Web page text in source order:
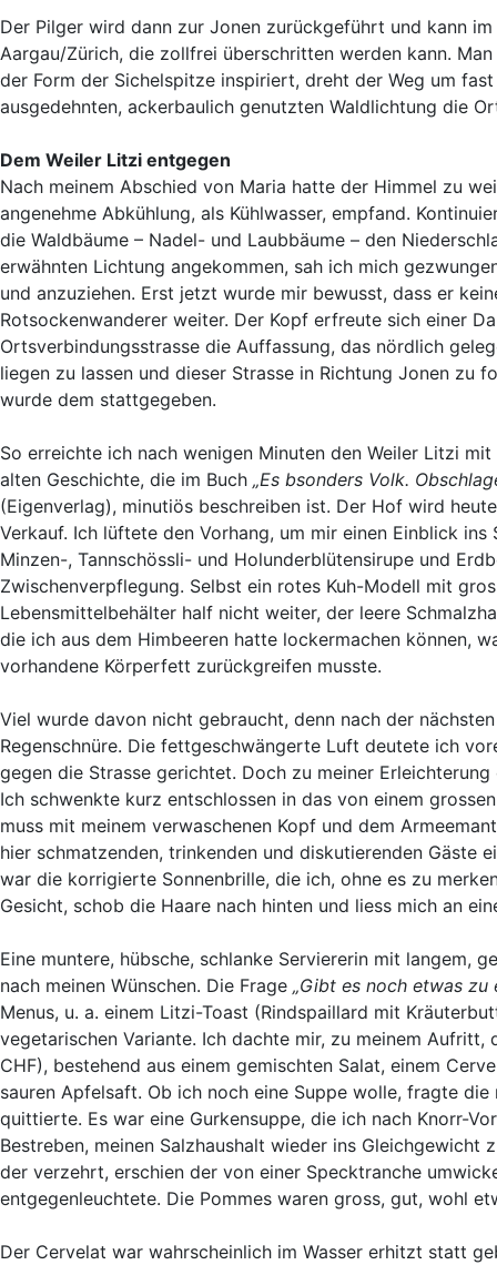
Der Pilger wird dann zur Jonen zurückgeführt und kann
Aargau/Zürich, die zollfrei überschritten werden kann.
der Form der Sichelspitze inspiriert, dreht der Weg um
ausgedehnten, ackerbaulich genutzten Waldlichtung die
Dem Weiler Litzi entgegen
Nach meinem Abschied von Maria hatte der Himmel zu
angenehme Abkühlung, als Kühlwasser, empfand.
die Waldbäume – Nadel- und Laubbäume – den
erwähnten Lichtung angekommen, sah ich mich
und anzuziehen. Erst jetzt wurde mir bewusst, dass er
Rotsockenwanderer weiter. Der Kopf erfreute sich einer
Ortsverbindungsstrasse die Auffassung, das nördlich
liegen zu lassen und dieser Strasse in Richtung Jonen zu
wurde dem stattgegeben.
So erreichte ich nach wenigen Minuten den Weiler Litzi
alten Geschichte, die im Buch „Es bsonders Volk.
(Eigenverlag), minutiös beschreiben ist. Der Hof wird
Verkauf. Ich lüftete den Vorhang, um mir einen Einblick
Minzen-, Tannschössli- und Holunderblütensirupe und
Zwischenverpflegung. Selbst ein rotes Kuh-Modell mit
Lebensmittelbehälter half nicht weiter, der leere
die ich aus dem Himbeeren hatte lockermachen können,
vorhandene Körperfett zurückgreifen musste.
Viel wurde davon nicht gebraucht, denn nach der
Regenschnüre. Die fettgeschwängerte Luft deutete ich
gegen die Strasse gerichtet. Doch zu meiner
Ich schwenkte kurz entschlossen in das von einem
muss mit meinem verwaschenen Kopf und dem
hier schmatzenden, trinkenden und diskutierenden Gäste
war die korrigierte Sonnenbrille, die ich, ohne es zu
Gesicht, schob die Haare nach hinten und liess mich an
Eine muntere, hübsche, schlanke Serviererin mit langem,
nach meinen Wünschen. Die Frage „Gibt es noch etwas zu
Menus, u. a. einem Litzi-Toast (Rindspaillard mit
vegetarischen Variante. Ich dachte mir, zu meinem Aufritt,
CHF), bestehend aus einem gemischten Salat, einem
sauren Apfelsaft. Ob ich noch eine Suppe wolle, fragte
quittierte. Es war eine Gurkensuppe, die ich nach Knorr-
Bestreben, meinen Salzhaushalt wieder ins
der verzehrt, erschien der von einer Specktranche
entgegenleuchtete. Die Pommes waren gross, gut, wohl
Der Cervelat war wahrscheinlich im Wasser erhitzt statt